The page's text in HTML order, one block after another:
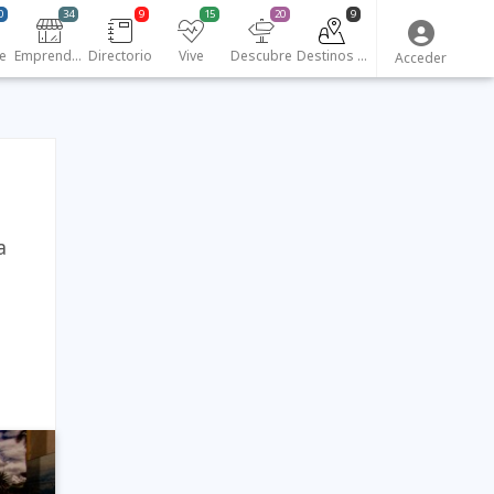
Emprendedores
34
Directorio
9
Vive
15
Descubre
20
Destinos turísticos
9
Acceder